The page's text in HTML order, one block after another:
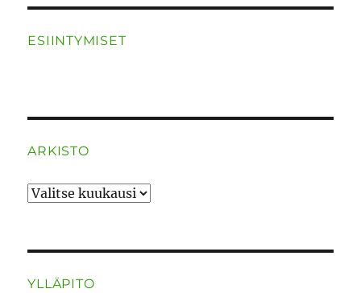
ESIINTYMISET
ARKISTO
ARKISTO
YLLÄPITO